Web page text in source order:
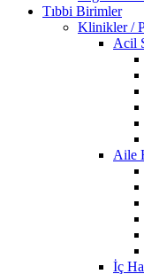
Tıbbi Birimler
Klinikler /
Acil
Aile
İç